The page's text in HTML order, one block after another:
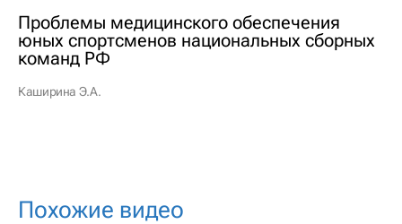
Проблемы медицинского обеспечения
юных спортсменов национальных сборных
команд РФ
Каширина Э.А.
Похожие видео